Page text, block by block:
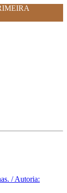
/ Autoria: